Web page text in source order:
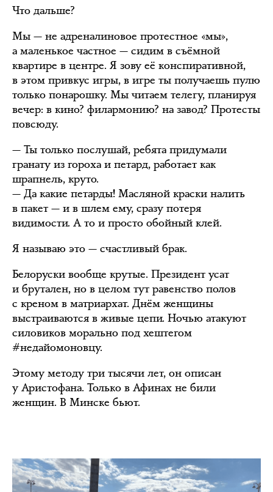
Что дальше?
Мы — не адреналиновое протестное «мы»,
а маленькое частное — сидим в съёмной
квартире в центре. Я зову её конспиративной,
в этом привкус игры, в игре ты получаешь пулю
только понарошку. Мы читаем телегу, планируя
вечер: в кино? филармонию? на завод? Протесты
повсюду.
— Ты только послушай, ребята придумали
гранату из гороха и петард, работает как
шрапнель, круто.
— Да какие петарды! Масляной краски налить
в пакет — и в шлем ему, сразу потеря
видимости. А то и просто обойный клей.
Я называю это — счастливый брак.
Белоруски вообще крутые. Президент усат
и брутален, но в целом тут равенство полов
с креном в матриархат. Днём женщины
выстраиваются в живые цепи. Ночью атакуют
силовиков морально под хештегом
#недайомоновцу.
Этому методу три тысячи лет, он описан
у Аристофана. Только в Афинах не били
женщин. В Минске бьют.